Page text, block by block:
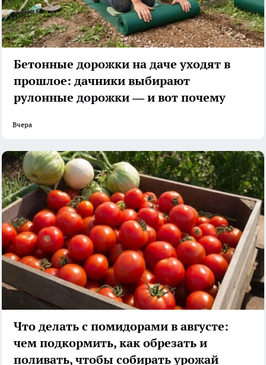
Бетонные дорожки на даче уходят в
прошлое: дачники выбирают
рулонные дорожки — и вот почему
Вчера
Что делать с помидорами в августе:
чем подкормить, как обрезать и
поливать, чтобы собирать урожай